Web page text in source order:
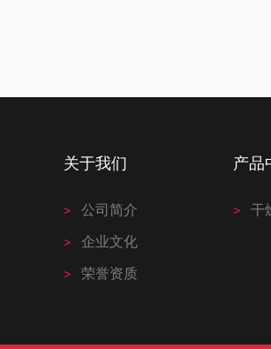
关于我们
公司简介
企业文化
荣誉资质
产品
干